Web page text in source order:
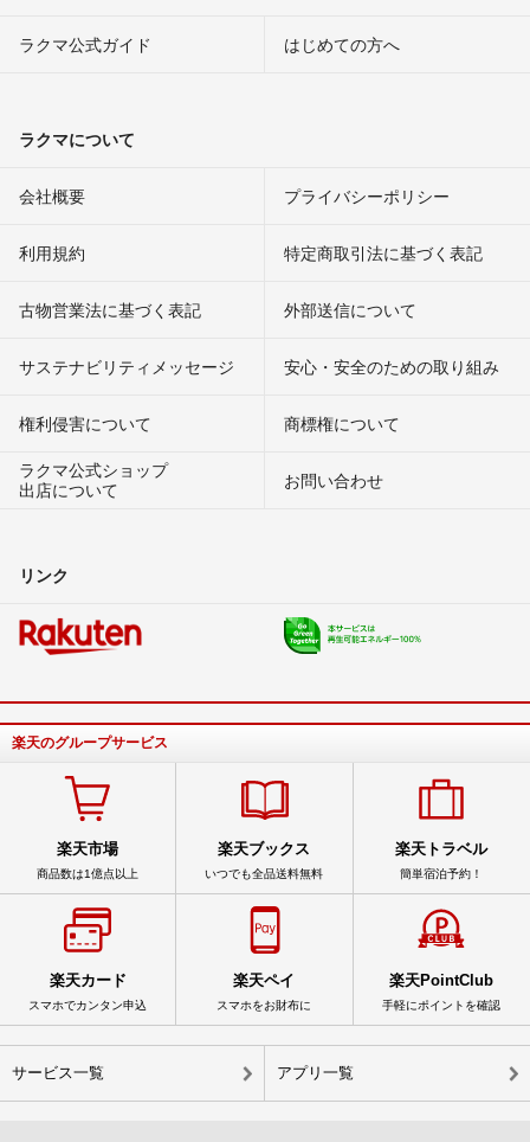
ラクマ公式ガイド はじめての方へ
ラクマについて
会社概要 プライバシーポリシー
利用規約 特定商取引法に基づく表記
古物営業法に基づく表記 外部送信について
サステナビリティメッセージ 安心・安全のための取り組み
権利侵害について
商標権について
ラクマ公式ショップ
出店について
お問い合わせ
リンク
楽天のグループサービス
楽天市場
商品数は1億点以上
楽天ブックス
いつでも全品送料無料
楽天トラベル
簡単宿泊予約！
楽天カード
スマホでカンタン申込
楽天ペイ
スマホをお財布に
楽天PointClub
手軽にポイントを確認
サービス一覧 アプリ一覧